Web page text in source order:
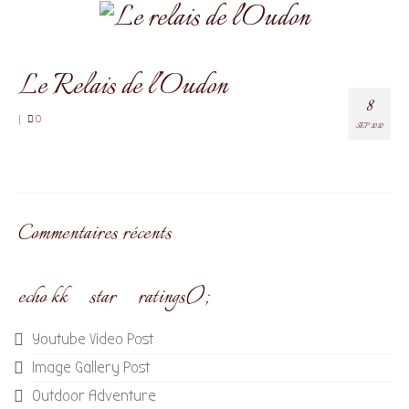
8
SEP 2020
Le Relais de l’Oudon
| 0
Commentaires récents
echo kk_star_ratings();
Youtube Video Post
Image Gallery Post
Outdoor Adventure